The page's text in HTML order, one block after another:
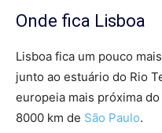
Onde fica Lisboa
Lisboa fica um pouco
junto ao estuário do Rio
europeia mais próxima
8000 km de São Paulo.